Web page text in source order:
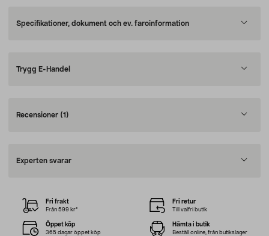
Specifikationer, dokument och ev. faroinformation
Trygg E-Handel
Recensioner (1)
Experten svarar
Fri frakt
Från 599 kr*
Fri retur
Till valfri butik
Öppet köp
365 dagar öppet köp
Hämta i butik
Beställ online, från butikslager